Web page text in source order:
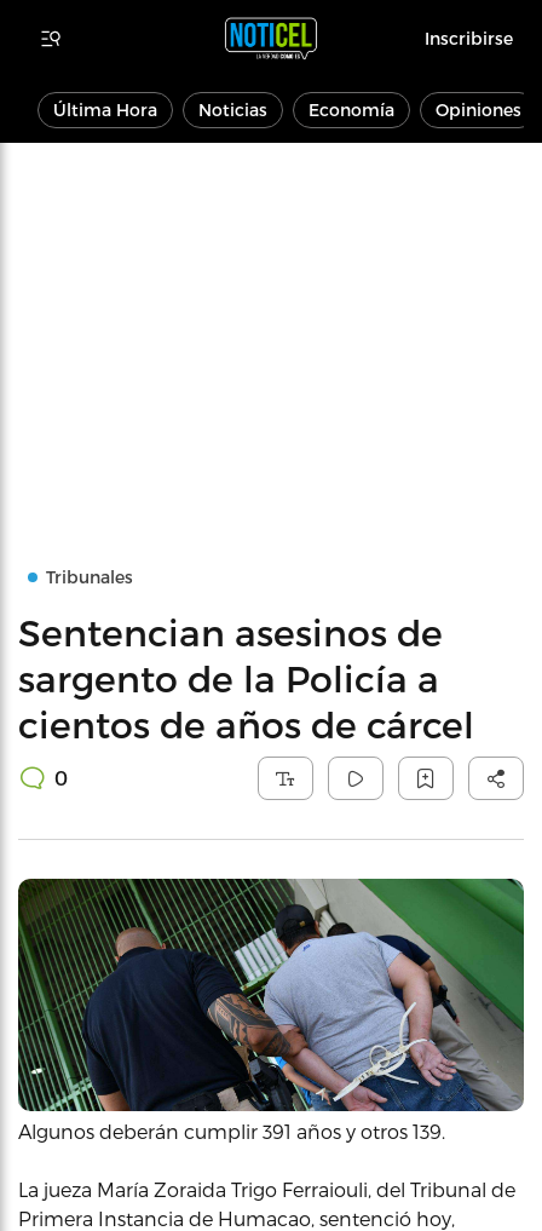
Inscribirse
Última Hora Noticias Economía Opiniones
Tribunales
Sentencian asesinos de
sargento de la Policía a
cientos de años de cárcel
0
Algunos deberán cumplir 391 años y otros 139.
La jueza María Zoraida Trigo Ferraiouli, del Tribunal de
Primera Instancia de Humacao, sentenció hoy,